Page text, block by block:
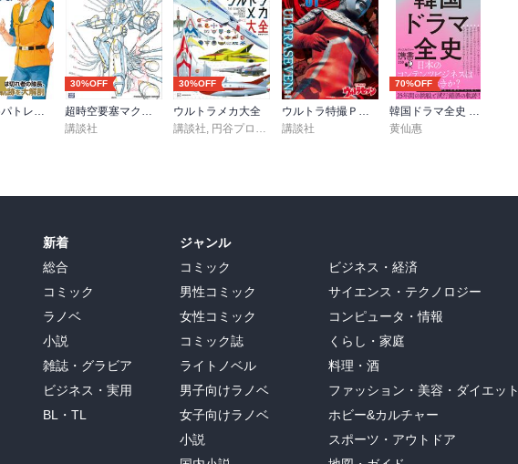
機動警察パトレイバー 後藤喜一ぴあ
30%OFF
超時空要塞マクロス超百科
講談社
30%OFF
ウルトラメカ大全
講談社, 円谷プロダクション
ウルトラ特撮ＰＥＲＦＥＣＴ ＭＯＯＫ ｖｏｌ．１ ウルトラセブン
講談社
70%OFF
韓国ドラマ全史 なぜ世界的ヒットを連発できるのか？
黄仙惠
新着
総合
コミック
ラノベ
小説
雑誌・グラビア
ビジネス・実用
BL・TL
ジャンル
コミック
男性コミック
女性コミック
コミック誌
ライトノベル
男子向けラノベ
女子向けラノベ
小説
ビジネス・経済
サイエンス・テクノロジー
コンピュータ・情報
くらし・家庭
料理・酒
ファッション・美容・ダイエット
ホビー&カルチャー
スポーツ・アウトドア